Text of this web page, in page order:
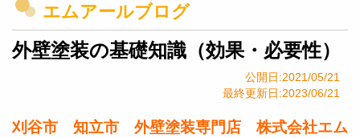
エムアールブログ
外壁塗装の基礎知識（効果・必要性）
公開日:2021/05/21
最終更新日:2023/06/21
刈谷市 知立市 外壁塗装専門店 株式会社エム